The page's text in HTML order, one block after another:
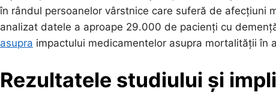
în rândul persoanelor vârstnice care suferă de afecțiuni
analizat datele a aproape 29.000 de pacienți cu
asupra impactului medicamentelor asupra mortalității în
Rezultatele studiului și